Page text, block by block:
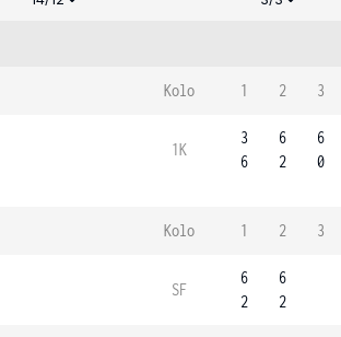
Kolo 1 2 3
1K
3
6
6
2
6
0
Kolo 1 2 3
SF
6
2
6
2